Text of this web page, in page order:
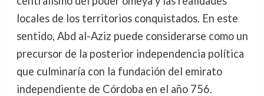
locales de los territorios conquistados. En este
sentido, Abd al-Aziz puede considerarse como un
precursor de la posterior independencia política
que culminaría con la fundación del emirato
independiente de Córdoba en el año 756.